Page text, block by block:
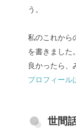
う。
私のこれから
を書きました。
良かったら、
プロフィール
世間